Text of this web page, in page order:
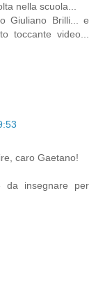
nella scuola...
Giuliano Brilli... e
toccante video...
caro Gaetano!
da insegnare per